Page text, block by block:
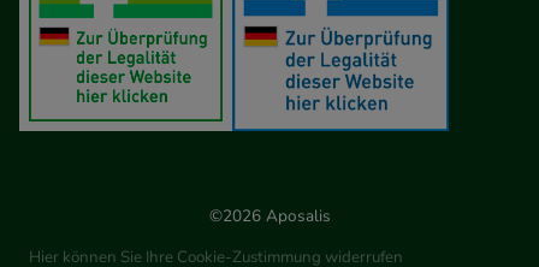
©2026 Aposalis
Hier können Sie Ihre Cookie-Zustimmung widerrufen